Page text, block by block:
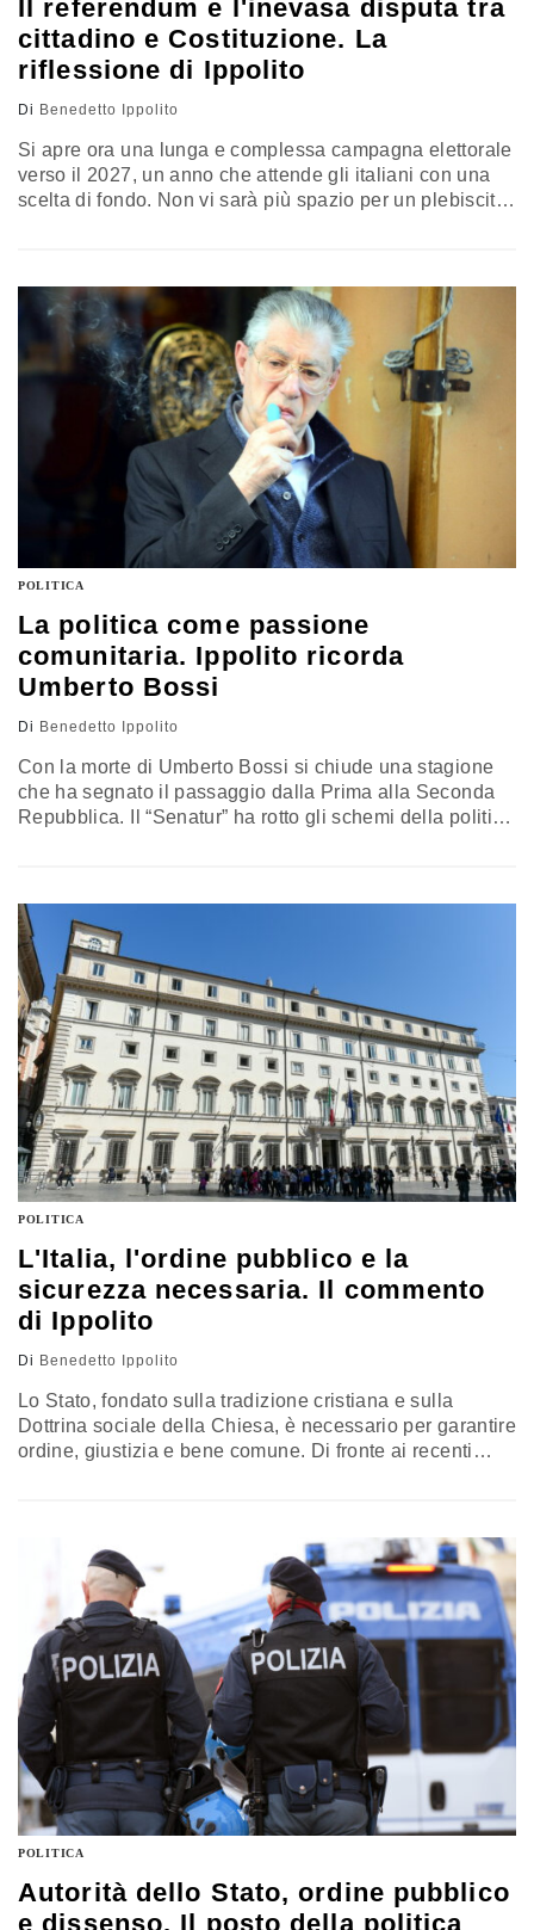
Il referendum e l'inevasa disputa tra
cittadino e Costituzione. La
riflessione di Ippolito
Di Benedetto Ippolito
Si apre ora una lunga e complessa campagna elettorale
verso il 2027, un anno che attende gli italiani con una
scelta di fondo. Non vi sarà più spazio per un plebiscito
illusoria che si nutre di immobilismo e mitologie
costituzionali. Il commento di Benedetto Ippolito
POLITICA
La politica come passione
comunitaria. Ippolito ricorda
Umberto Bossi
Di Benedetto Ippolito
Con la morte di Umberto Bossi si chiude una stagione
che ha segnato il passaggio dalla Prima alla Seconda
Repubblica. Il “Senatur” ha rotto gli schemi della politica
centralismo e difesa delle identità locali, la sua eredità
resta decisiva per comprendere le trasformazioni del
sistema politico italiano e le successive evoluzioni del
populismo. Il ricordo di Benedetto Ippolito
POLITICA
L'Italia, l'ordine pubblico e la
sicurezza necessaria. Il commento
di Ippolito
Di Benedetto Ippolito
Lo Stato, fondato sulla tradizione cristiana e sulla
Dottrina sociale della Chiesa, è necessario per garantire
ordine, giustizia e bene comune. Di fronte ai recenti
POLITICA
Autorità dello Stato, ordine pubblico
e dissenso. Il posto della politica